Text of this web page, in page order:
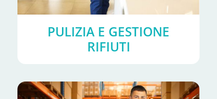
PULIZIA E GESTIONE
RIFIUTI